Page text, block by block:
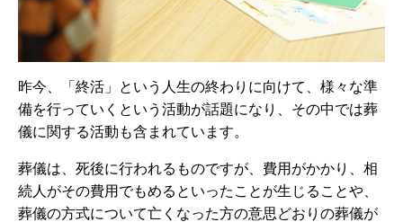
昨今、「終活」という人生の終わりに向けて、様々な準
備を行っていくという活動が話題になり、その中では葬
儀に関する活動も含まれています。
葬儀は、死後に行われるものですが、費用がかかり、相
続人がその費用でもめるといったことが生じることや、
葬儀の方式について亡くなった方の意思どおりの葬儀が